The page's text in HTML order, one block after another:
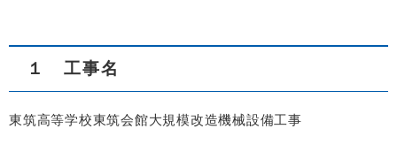
１ 工事名
東筑高等学校東筑会館大規模改造機械設備工事